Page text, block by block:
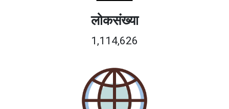
लोकसंख्या
1,114,626